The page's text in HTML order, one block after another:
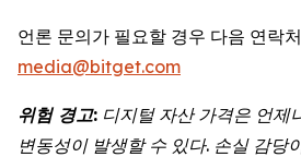
언론 문의가 필요할 경우 다음 연락
media@bitget.com
위험 경고: 디지털 자산 가격은 언제
변동성이 발생할 수 있다. 손실 감당